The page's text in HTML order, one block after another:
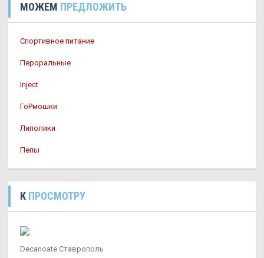
МОЖЕМ ПРЕДЛОЖИТЬ
Спортивное питание
Пероральные
Inject
ГоРмошки
Липолики
Пепы
К ПРОСМОТРУ
Decanoate Ставрополь